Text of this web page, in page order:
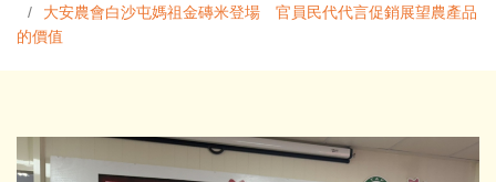
大安農會白沙屯媽祖金磚米登場 官員民代代言促銷展望農產品
的價值